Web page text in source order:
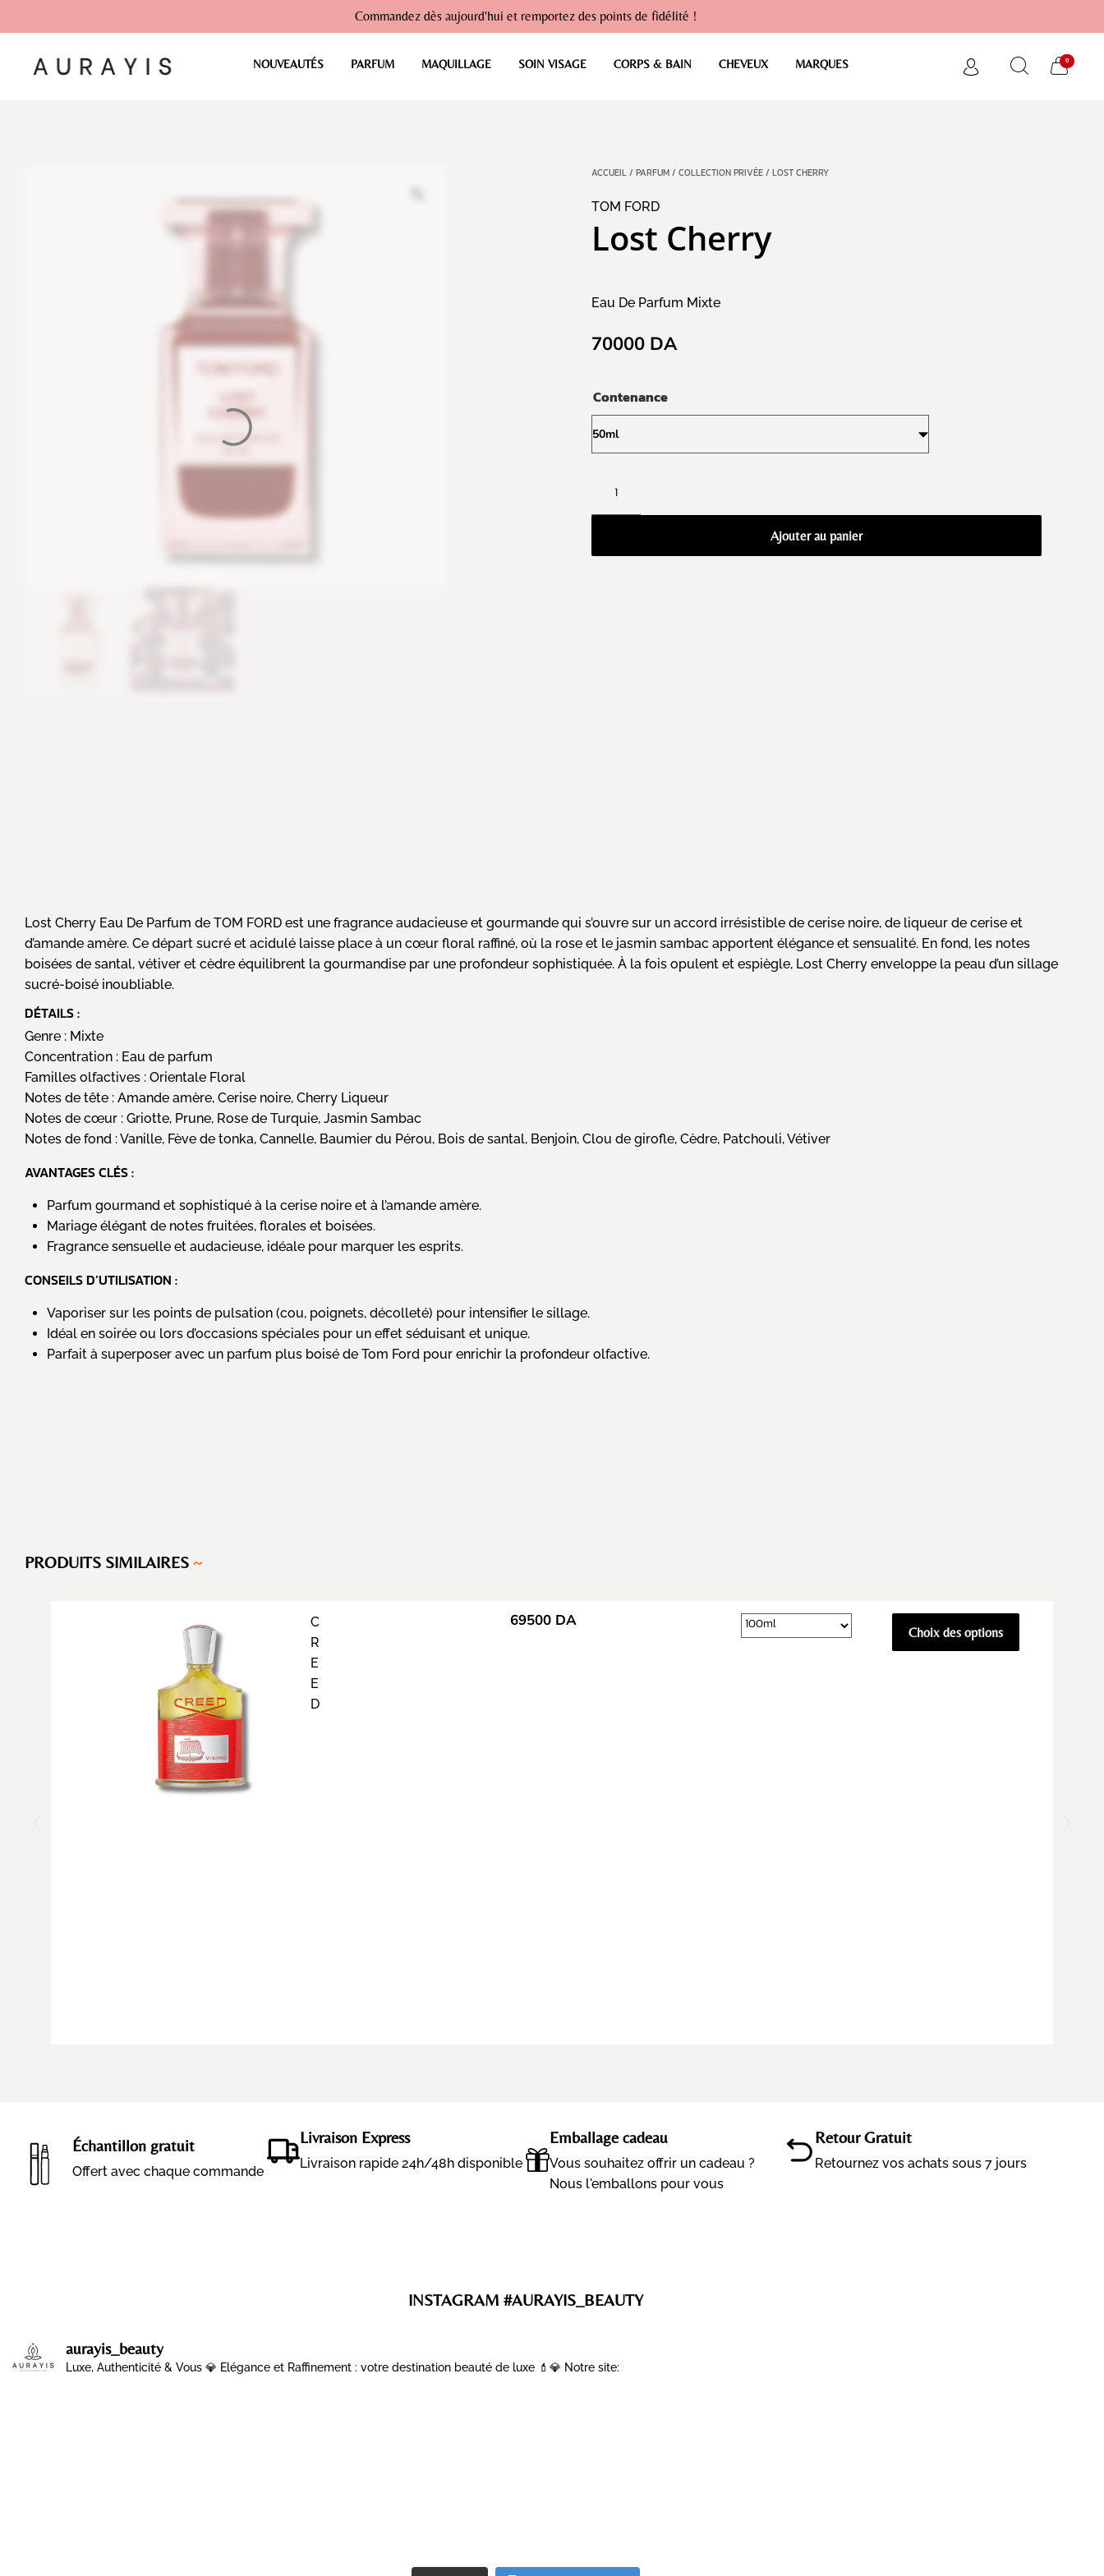
Commandez dès aujourd'hui et remportez des points de fidélité !
NOUVEAUTÉS PARFUM MAQUILLAGE SOIN VISAGE CORPS & BAIN CHEVEUX MARQUES 0
ACCUEIL/ PARFUM/ COLLECTION PRIVÉE/ LOST CHERRY
TOM FORD
Lost Cherry
Eau De Parfum Mixte
70000 DA
Contenance
Ajouter au panier
Lost Cherry Eau De Parfum de TOM FORD est une fragrance audacieuse et gourmande qui s’ouvre sur un accord irrésistible de cerise noire, de liqueur de cerise et
d’amande amère. Ce départ sucré et acidulé laisse place à un cœur floral raffiné, où la rose et le jasmin sambac apportent élégance et sensualité. En fond, les notes
boisées de santal, vétiver et cèdre équilibrent la gourmandise par une profondeur sophistiquée. À la fois opulent et espiègle, Lost Cherry enveloppe la peau d’un sillage
sucré-boisé inoubliable.
DÉTAILS :
Genre : Mixte
Concentration : Eau de parfum
Familles olfactives : Orientale Floral
Notes de tête : Amande amère, Cerise noire, Cherry Liqueur
Notes de cœur : Griotte, Prune, Rose de Turquie, Jasmin Sambac
Notes de fond :Vanille, Fève de tonka, Cannelle, Baumier du Pérou, Bois de santal, Benjoin, Clou de girofle, Cèdre, Patchouli, Vétiver
AVANTAGES CLÉS :
Parfum gourmand et sophistiqué à la cerise noire et à l’amande amère.
Mariage élégant de notes fruitées, florales et boisées.
Fragrance sensuelle et audacieuse, idéale pour marquer les esprits.
CONSEILS D’UTILISATION :
Vaporiser sur les points de pulsation (cou, poignets, décolleté) pour intensifier le sillage.
Idéal en soirée ou lors d’occasions spéciales pour un effet séduisant et unique.
Parfait à superposer avec un parfum plus boisé de Tom Ford pour enrichir la profondeur olfactive.
PRODUITS SIMILAIRES ~
C
R
E
E
D
69500 DA
Choix des options
Échantillon gratuit
Offert avec chaque commande
Livraison Express
Livraison rapide 24h/48h disponible
Emballage cadeau
Vous souhaitez offrir un cadeau ?
Nous l'emballons pour vous
Retour Gratuit
Retournez vos achats sous 7 jours
INSTAGRAM #AURAYIS_BEAUTY
aurayis_beauty
Luxe, Authenticité & Vous 💎 Elégance et Raffinement : votre destination beauté de luxe 💄💎 Notre site: